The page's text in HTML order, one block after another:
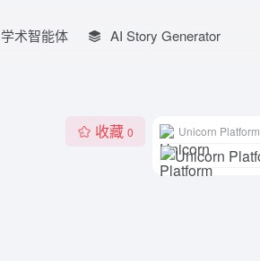
学术智能体 AI Story Generator
收藏 0 Unicorn Platform